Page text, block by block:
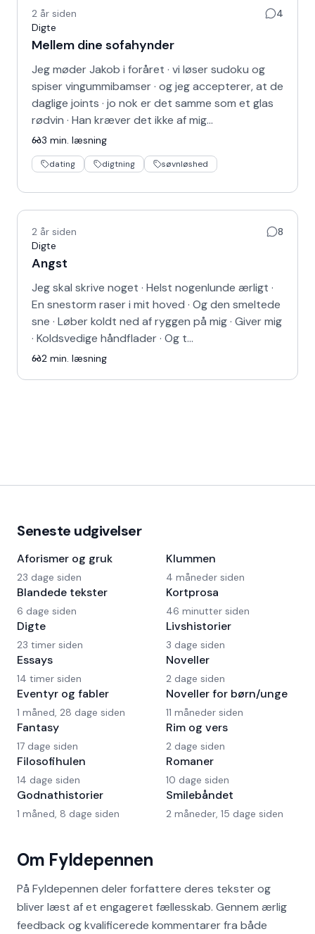
2 år siden
4
Digte
Mellem dine sofahynder
Jeg møder Jakob i foråret · vi løser sudoku og
spiser vingummibamser · og jeg accepterer, at de
daglige joints · jo nok er det samme som et glas
rødvin · Han kræver det ikke af mig…
3 min. læsning
dating digtning søvnløshed
2 år siden
8
Digte
Angst
Jeg skal skrive noget · Helst nogenlunde ærligt ·
En snestorm raser i mit hoved · Og den smeltede
sne · Løber koldt ned af ryggen på mig · Giver mig
· Koldsvedige håndflader · Og t…
2 min. læsning
Om Fyldepennen
På Fyldepennen deler forfattere deres tekster og
bliver læst af et engageret fællesskab. Gennem ærlig
feedback og kvalificerede kommentarer fra både
Seneste udgivelser
Aforismer og gruk
23 dage siden
Blandede tekster
6 dage siden
Digte
23 timer siden
Essays
14 timer siden
Eventyr og fabler
1 måned, 28 dage siden
Fantasy
17 dage siden
Filosofihulen
14 dage siden
Godnathistorier
1 måned, 8 dage siden
Klummen
4 måneder siden
Kortprosa
46 minutter siden
Livshistorier
3 dage siden
Noveller
2 dage siden
Noveller for børn/unge
11 måneder siden
Rim og vers
2 dage siden
Romaner
10 dage siden
Smilebåndet
2 måneder, 15 dage siden